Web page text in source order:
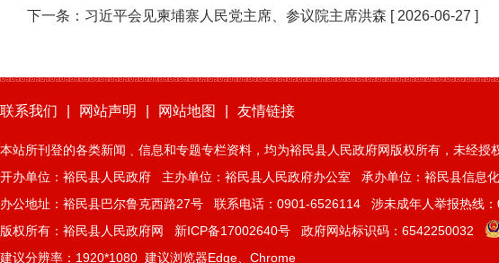
下一条： 习近平会见柬埔寨人民党主席、参议院主席洪森 [ 2026-06-27 ]
联系我们 网站声明 网站地图 友情链接
本站所刊登的各类新闻﹑信息和专题专栏资料，均为裕民县人民政府网版权所有，未经授
开办单位：裕民县人民政府 主办单位：裕民县人民政府办公室 承办单位：裕民县信息
办公地址：裕民县巴尔鲁克西路27号 联系电话：0901-6526114 涉未成年人举报热线
版权所有：裕民县人民政府网 新ICP备17002640号 政府网站标识码：6542250032
建议分辨率：1920*1080 建议浏览器Edge、Chrome